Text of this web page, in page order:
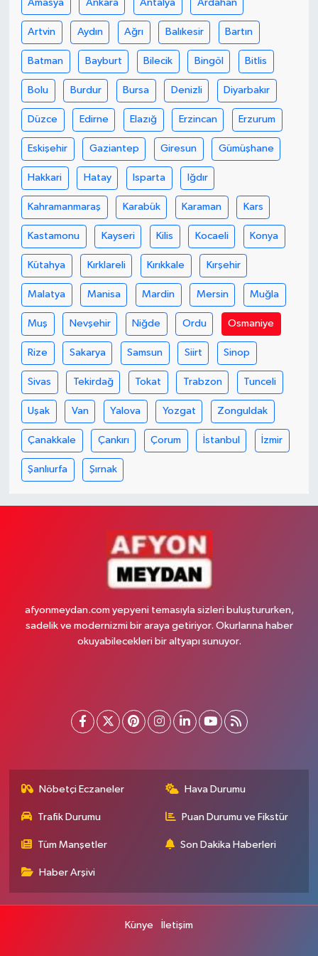
Amasya Ankara Antalya Ardahan
Artvin Aydın Ağrı Balıkesir Bartın
Batman Bayburt Bilecik Bingöl Bitlis
Bolu Burdur Bursa Denizli Diyarbakır
Düzce Edirne Elazığ Erzincan Erzurum
Eskişehir Gaziantep Giresun Gümüşhane
Hakkari Hatay Isparta Iğdır
Kahramanmaraş Karabük Karaman Kars
Kastamonu Kayseri Kilis Kocaeli Konya
Kütahya Kırklareli Kırıkkale Kırşehir
Malatya Manisa Mardin Mersin Muğla
Muş Nevşehir Niğde Ordu Osmaniye
Rize Sakarya Samsun Siirt Sinop
Sivas Tekirdağ Tokat Trabzon Tunceli
Uşak Van Yalova Yozgat Zonguldak
Çanakkale Çankırı Çorum İstanbul İzmir
Şanlıurfa Şırnak
afyonmeydan.com yepyeni temasıyla sizleri buluştururken,
sadelik ve modernizmi bir araya getiriyor. Okurlarına haber
okuyabilecekleri bir altyapı sunuyor.
Nöbetçi Eczaneler Hava Durumu
Trafik Durumu Puan Durumu ve Fikstür
Tüm Manşetler Son Dakika Haberleri
Haber Arşivi
Künye İletişim